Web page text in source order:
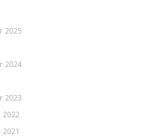
2025
2024
2023
2022